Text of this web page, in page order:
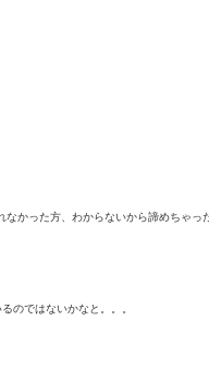
かった方、 わからないから諦めちゃっ
のではないかなと。。。